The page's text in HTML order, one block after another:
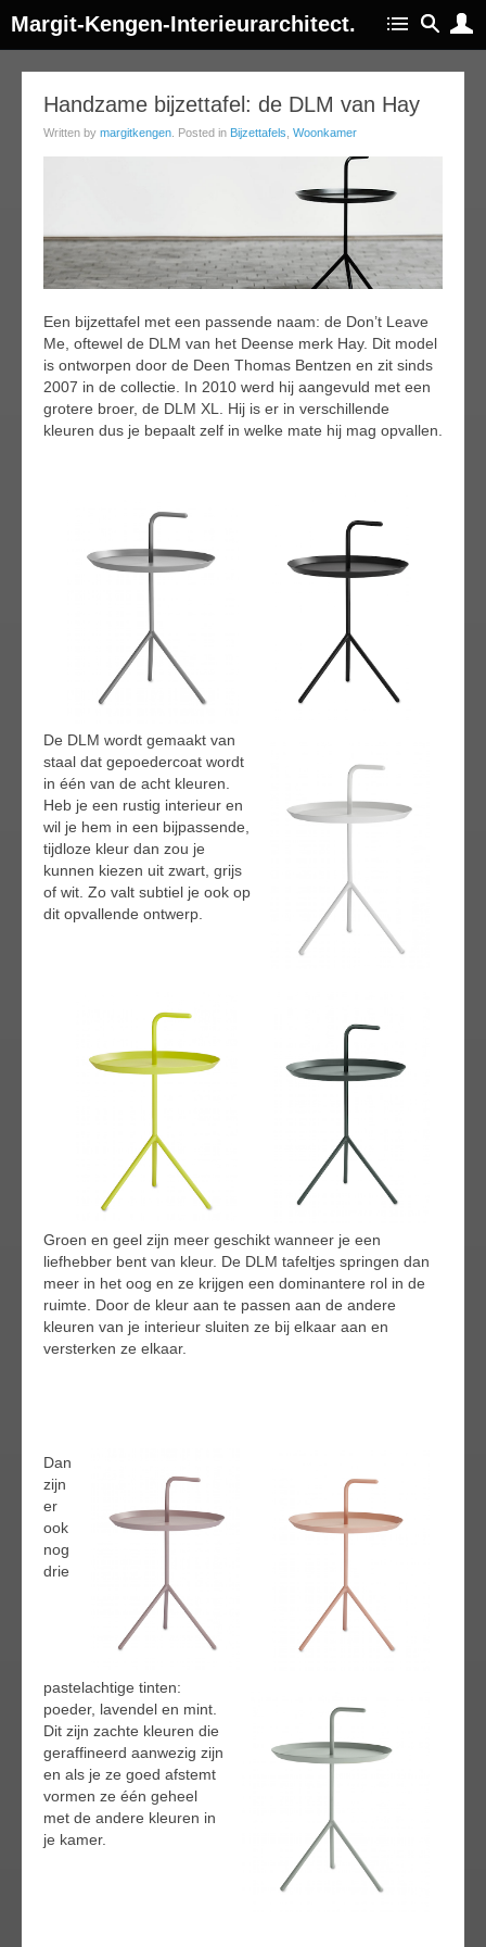
Margit-Kengen-Interieurarchitect.
Handzame bijzettafel: de DLM van Hay
Written by margitkengen . Posted in Bijzettafels Woonkamer
Een bijzettafel met een passende naam: de Don’t Leave
Me, oftewel de DLM van het Deense merk Hay. Dit model
is ontworpen door de Deen Thomas Bentzen en zit sinds
2007 in de collectie. In 2010 werd hij aangevuld met een
grotere broer, de DLM XL. Hij is er in verschillende
kleuren dus je bepaalt zelf in welke mate hij mag opvallen.
De DLM wordt gemaakt van
staal dat gepoedercoat wordt
in één van de acht kleuren.
Heb je een rustig interieur en
wil je hem in een bijpassende,
tijdloze kleur dan zou je
kunnen kiezen uit zwart, grijs
of wit. Zo valt subtiel je ook op
dit opvallende ontwerp.
Groen en geel zijn meer geschikt wanneer je een
liefhebber bent van kleur. De DLM tafeltjes springen dan
meer in het oog en ze krijgen een dominantere rol in de
ruimte. Door de kleur aan te passen aan de andere
kleuren van je interieur sluiten ze bij elkaar aan en
versterken ze elkaar.
Dan
zijn
er
ook
nog
drie
pastelachtige tinten:
poeder, lavendel en mint.
Dit zijn zachte kleuren die
geraffineerd aanwezig zijn
en als je ze goed afstemt
vormen ze één geheel
met de andere kleuren in
je kamer.